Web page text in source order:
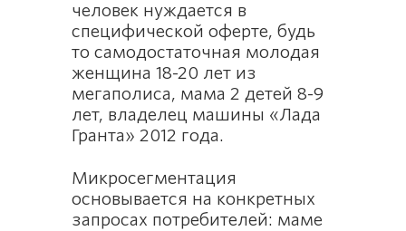
человек нуждается в
специфической оферте, будь
то самодостаточная молодая
женщина 18-20 лет из
мегаполиса, мама 2 детей 8-9
лет, владелец машины «Лада
Гранта» 2012 года.
Микросегментация
основывается на конкретных
запросах потребителей: маме